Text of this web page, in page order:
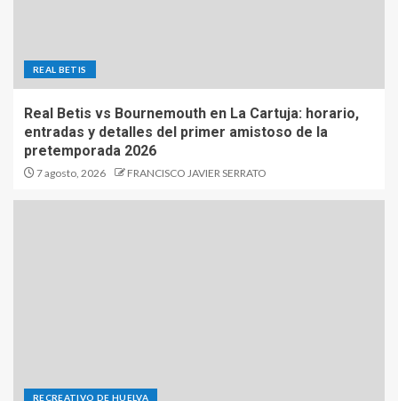
REAL BETIS
Real Betis vs Bournemouth en La Cartuja: horario,
entradas y detalles del primer amistoso de la
pretemporada 2026
7 agosto, 2026 FRANCISCO JAVIER SERRATO
RECREATIVO DE HUELVA